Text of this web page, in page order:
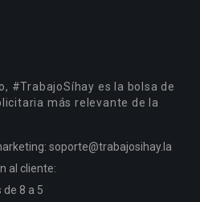
#TrabajoSíhay es la bolsa de
más relevante de la
soporte@trabajosihay.la
al cliente:
de 8 a 5